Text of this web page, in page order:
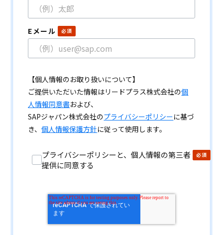
Eメール
【個人情報のお取り扱いについて】
ご提供いただいた情報はリードプラス株式会社の個
人情報同意書および、
SAPジャパン株式会社のプライバシーポリシーに基づ
き、個人情報保護方針に従って使用します。
プライバシーポリシーと、個人情報の第三者
提供に同意する